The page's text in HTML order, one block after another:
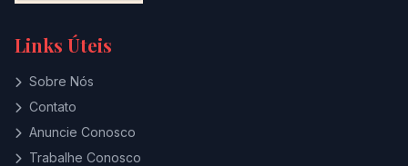
Links Úteis
Sobre Nós
Contato
Anuncie Conosco
Trabalhe Conosco